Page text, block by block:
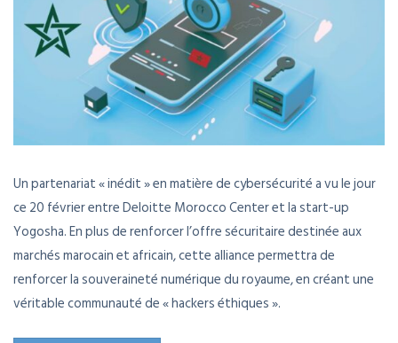
Un partenariat « inédit » en matière de cybersécurité a vu le jour
ce 20 février entre Deloitte Morocco Center et la start-up
Yogosha. En plus de renforcer l’offre sécuritaire destinée aux
marchés marocain et africain, cette alliance permettra de
renforcer la souveraineté numérique du royaume, en créant une
véritable communauté de « hackers éthiques ».